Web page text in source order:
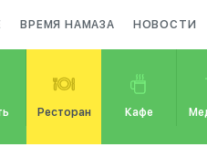
ВРЕМЯ НАМАЗА НОВОСТИ
Ресторан Кафе